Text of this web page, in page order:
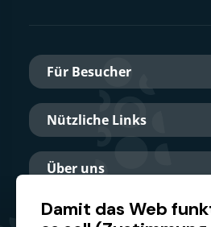
Für Besucher
Nützliche Links
Über uns
Damit das Web